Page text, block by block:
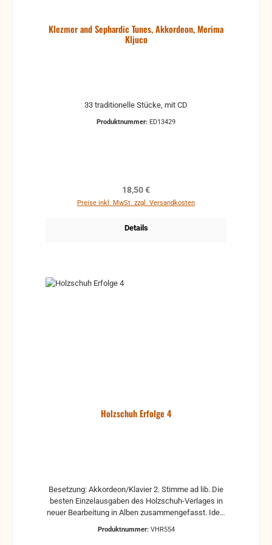
Klezmer and Sephardic Tunes, Akkordeon, Merima
Kljuco
33 traditionelle Stücke, mit CD
Produktnummer: ED13429
Regulärer Preis:
18,50 €
Preise inkl. MwSt. zzgl. Versandkosten
Details
Holzschuh Erfolge 4
Besetzung: Akkordeon/Klavier 2. Stimme ad lib. Die
besten Einzelausgaben des Holzschuh-Verlages in
neuer Bearbeitung in Alben zusammengefasst. Ideal
für das Solospiel sowie für das Gruppenmusizieren.
Produktnummer: VHR554